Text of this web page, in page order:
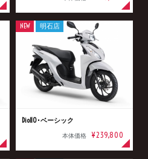
Dio110･ベーシック
本体価格 ¥239,800
NEW 明石店